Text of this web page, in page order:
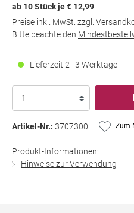
ab 10 Stück je € 12,99
Preise inkl. MwSt. zzgl.
Bitte beachte den
Lieferzeit 2–3 Werktage
Artikel-Nr.: 3707300 Zum
Produkt-Informationen:
Hinweise zur Verwendung